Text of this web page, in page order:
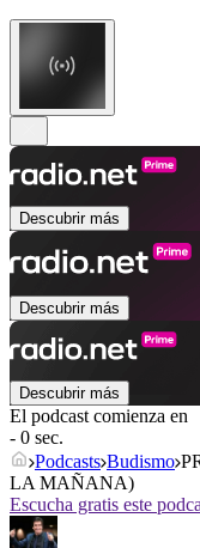
Descubrir más
Descubrir más
Descubrir más
El podcast comienza en
- 0 sec.
Podcasts Budismo
LA MAÑANA)
Escucha gratis este